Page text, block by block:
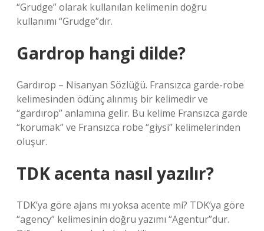
“Grudge” olarak kullanılan kelimenin doğru
kullanımı “Grudge”dır.
Gardrop hangi dilde?
Gardırop – Nisanyan Sözlüğü. Fransızca garde-robe
kelimesinden ödünç alınmış bir kelimedir ve
“gardırop” anlamına gelir. Bu kelime Fransızca garde
“korumak” ve Fransızca robe “giysi” kelimelerinden
oluşur.
TDK acenta nasıl yazılır?
TDK’ya göre ajans mı yoksa acente mi? TDK’ya göre
“agency” kelimesinin doğru yazımı “Agentur”dur.